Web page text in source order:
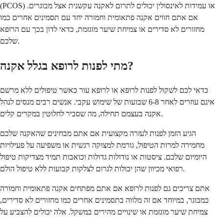
(PCOS) או עמידות לאינסולין יכולים לתרום לאקנה עקשנית אצל מבוגרים.
אם אתם חווים אקנה פתאומית וחמורה יחד עם תסמינים אחרים כמו
מחזורים לא סדירים או צמיחת שיער מוגזמת, כדאי לדון בכך עם הרופא
שלכם.
מתי לפנות לרופא בגלל אקנה?
כדאי לכם לשקול לפנות לרופא או לרופא עור כאשר טיפולים ללא מרשם
אינם עוזרים לאחר 6-8 שבועות של שימוש עקבי. אנשים רבים מנסים לנהל
אקנה בעצמם תחילה, מה שסביר לחלוטין במקרים קלים.
הגיע הזמן לפנות לעזרה מקצועית אם אתם מבחינים שהאקנה שלכם
מחמירה למרות הטיפול, גורמת למצוקה רגשית או משפיעה על פעילויות
היומיום שלכם. ציסטות או נודולות גדולות וכואבות תמיד מצדיקות טיפול
רפואי מכיוון שהן יכולות לגרום לצלקות קבועות ללא טיפול הולם.
אתם צריכים גם לפנות לרופא אם אתם מפתחים אקנה פתאומית וחמורה
כמבוגר, במיוחד אם זה מלווה בתסמינים אחרים כמו מחזורים לא סדירים,
צמיחת שיער מוגזמת או שינויים מהירים במשקל. אלה יכולים להצביע על